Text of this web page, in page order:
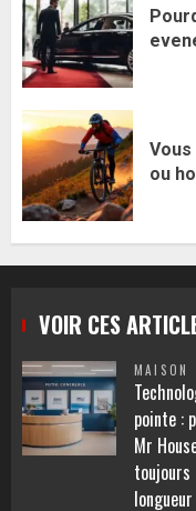
ou
VOIR CES
MAISON
pointe :
Mr
toujours
longueur